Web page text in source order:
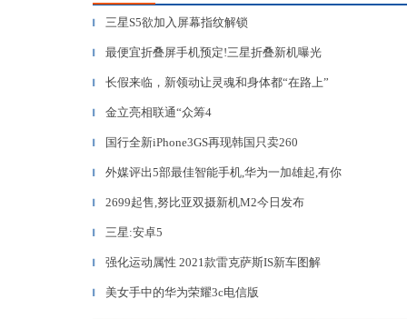
▎ 三星S5欲加入屏幕指纹解锁
▎ 最便宜折叠屏手机预定!三星折叠新机曝光
▎ 长假来临，新领动让灵魂和身体都“在路上”
▎ 金立亮相联通“众筹4
▎ 国行全新iPhone3GS再现韩国只卖260
▎ 外媒评出5部最佳智能手机,华为一加雄起,有你
▎ 2699起售,努比亚双摄新机M2今日发布
▎ 三星:安卓5
▎ 强化运动属性 2021款雷克萨斯IS新车图解
▎ 美女手中的华为荣耀3c电信版